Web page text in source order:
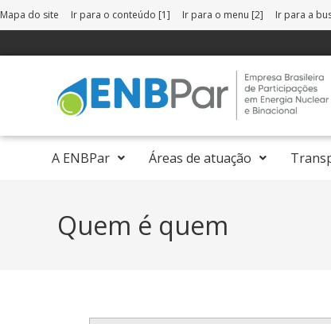
Mapa do site Ir para o conteúdo [1] Ir para o menu [2] Ir para a
A ENBPar Áreas de atuação
Quem é quem